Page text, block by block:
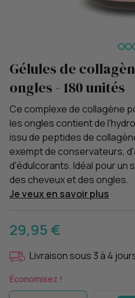
Gélules de
ongles - 180 unités
Ce complexe de collagène
les ongles contient de
issu de peptides de
exempt de conservateurs,
d'édulcorants. Idéal pour un
des cheveux et des ongles.
Je veux en savoir plus
29,95 €
Livraison sous 3 à 4
Économisez !